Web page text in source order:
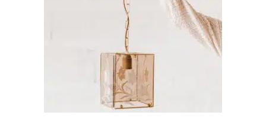
AJOUTER AU PANIER